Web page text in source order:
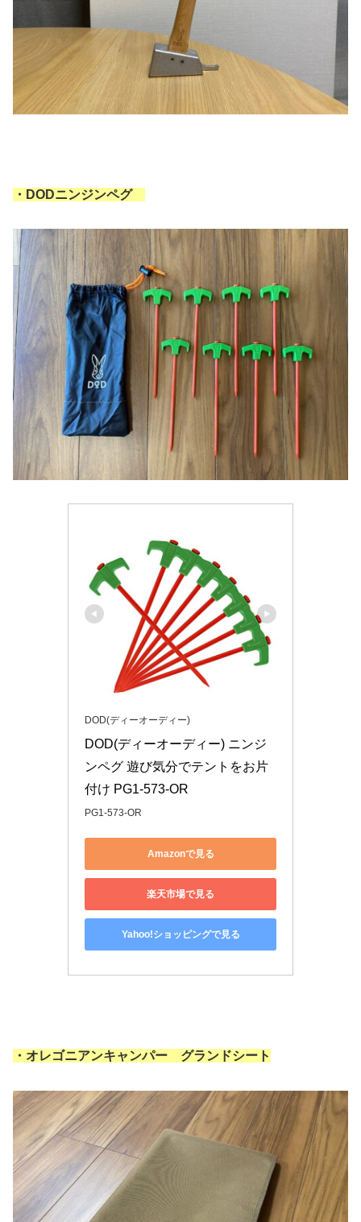
・DODニンジンペグ
DOD(ディーオーディー)
DOD(ディーオーディー) ニンジ
ンペグ 遊び気分でテントをお片
付け PG1-573-OR
PG1-573-OR
Amazonで見る
楽天市場で見る
Yahoo!ショッピングで見る
・オレゴニアンキャンパー グランドシート